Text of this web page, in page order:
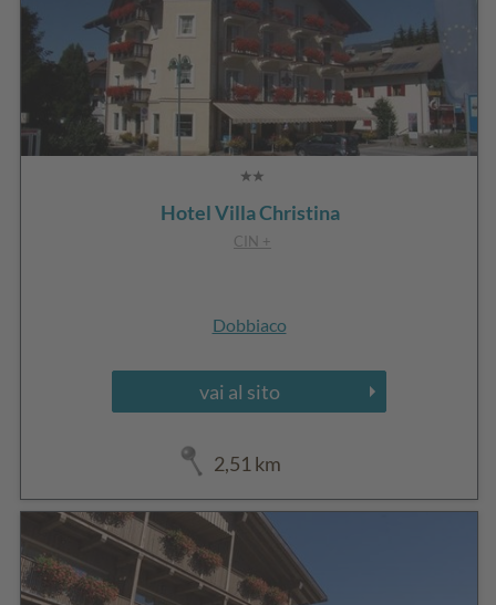
Hotel Villa Christina
CIN +
Dobbiaco
vai al sito
2,51 km